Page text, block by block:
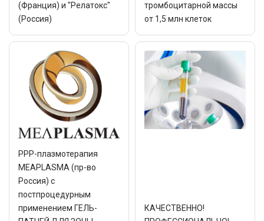
(Франция) и "Релатокс"
(Россия)
тромбоцитарной массы
от 1,5 млн клеток
РРР-плазмотерапия
MEAPLASMA (пр-во
Россия) с
постпроцедурным
применением ГЕЛЬ-
КАЧЕСТВЕННО!